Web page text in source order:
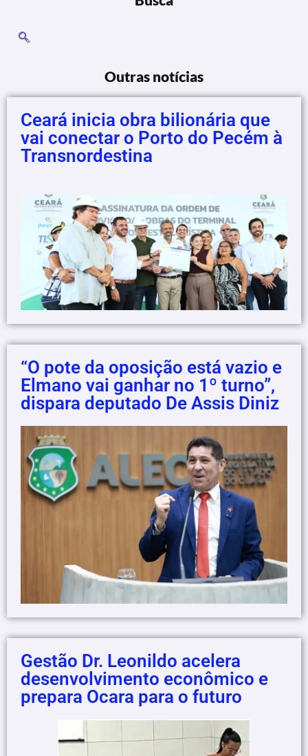
Outras notícias
Ceará inicia obra bilionária que
vai conectar o Porto do Pecém à
Transnordestina
“O pote da oposição está vazio e
Elmano vai ganhar no 1º turno”,
dispara deputado De Assis Diniz
Gestão Dr. Leonildo acelera
desenvolvimento econômico e
prepara Ocara para o futuro